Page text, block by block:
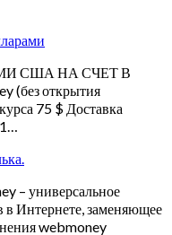
США НА СЧЕТ В
открытия
75 $ Доставка
– универсальное
в Интернете, заменяющее
webmoney